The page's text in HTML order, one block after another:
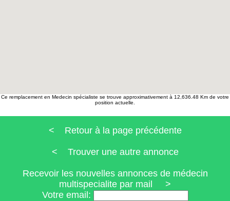
Ce remplacement en Medecin spécialiste se trouve approximativement à 12,636.48 Km de votre
position actuelle.
< Retour à la page précédente
< Trouver une autre annonce
Recevoir les nouvelles annonces de médecin
multispecialite par mail >
Votre email: